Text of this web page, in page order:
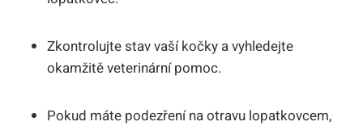
Zkontrolujte stav vaší kočky a vyhledejte
okamžitě veterinární pomoc.
Pokud máte podezření na otravu lopatkovcem,